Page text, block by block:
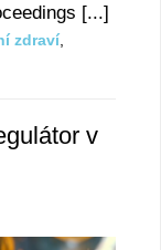
[...]
zdraví
v